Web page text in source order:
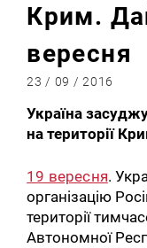
Крим.
вересня
23 / 09 / 2016
Україна
на території
19 вересня.
організацію
території
Автономної